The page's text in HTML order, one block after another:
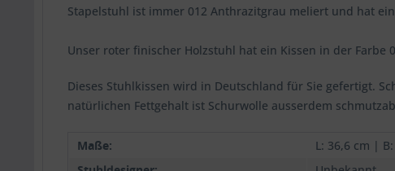
Stapelstuhl ist immer 012 Anthrazitgrau meliert und hat
Unser roter finischer Holzstuhl hat ein Kissen in der Farbe
Dieses Stuhlkissen wird in Deutschland für Sie gefertigt.
natürlichen Fettgehalt ist Schurwolle ausserdem
Maße:
L: 36,6 cm |